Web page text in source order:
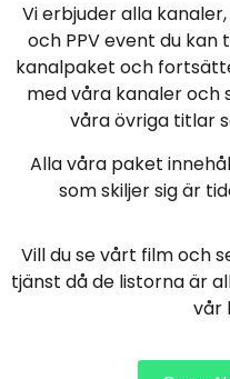
Vi erbjuder alla
och PPV event du kan
kanalpaket och
med våra kanaler och
våra övriga titlar
Alla våra paket
som skiljer sig är
Vill du se vårt film och
tjänst då de listorna är
vår